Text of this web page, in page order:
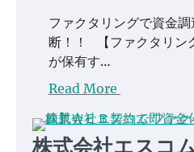
ファクタリングで資金
断！！ 【ファクタリン
が保有す…
Read More
株式会社エスコ